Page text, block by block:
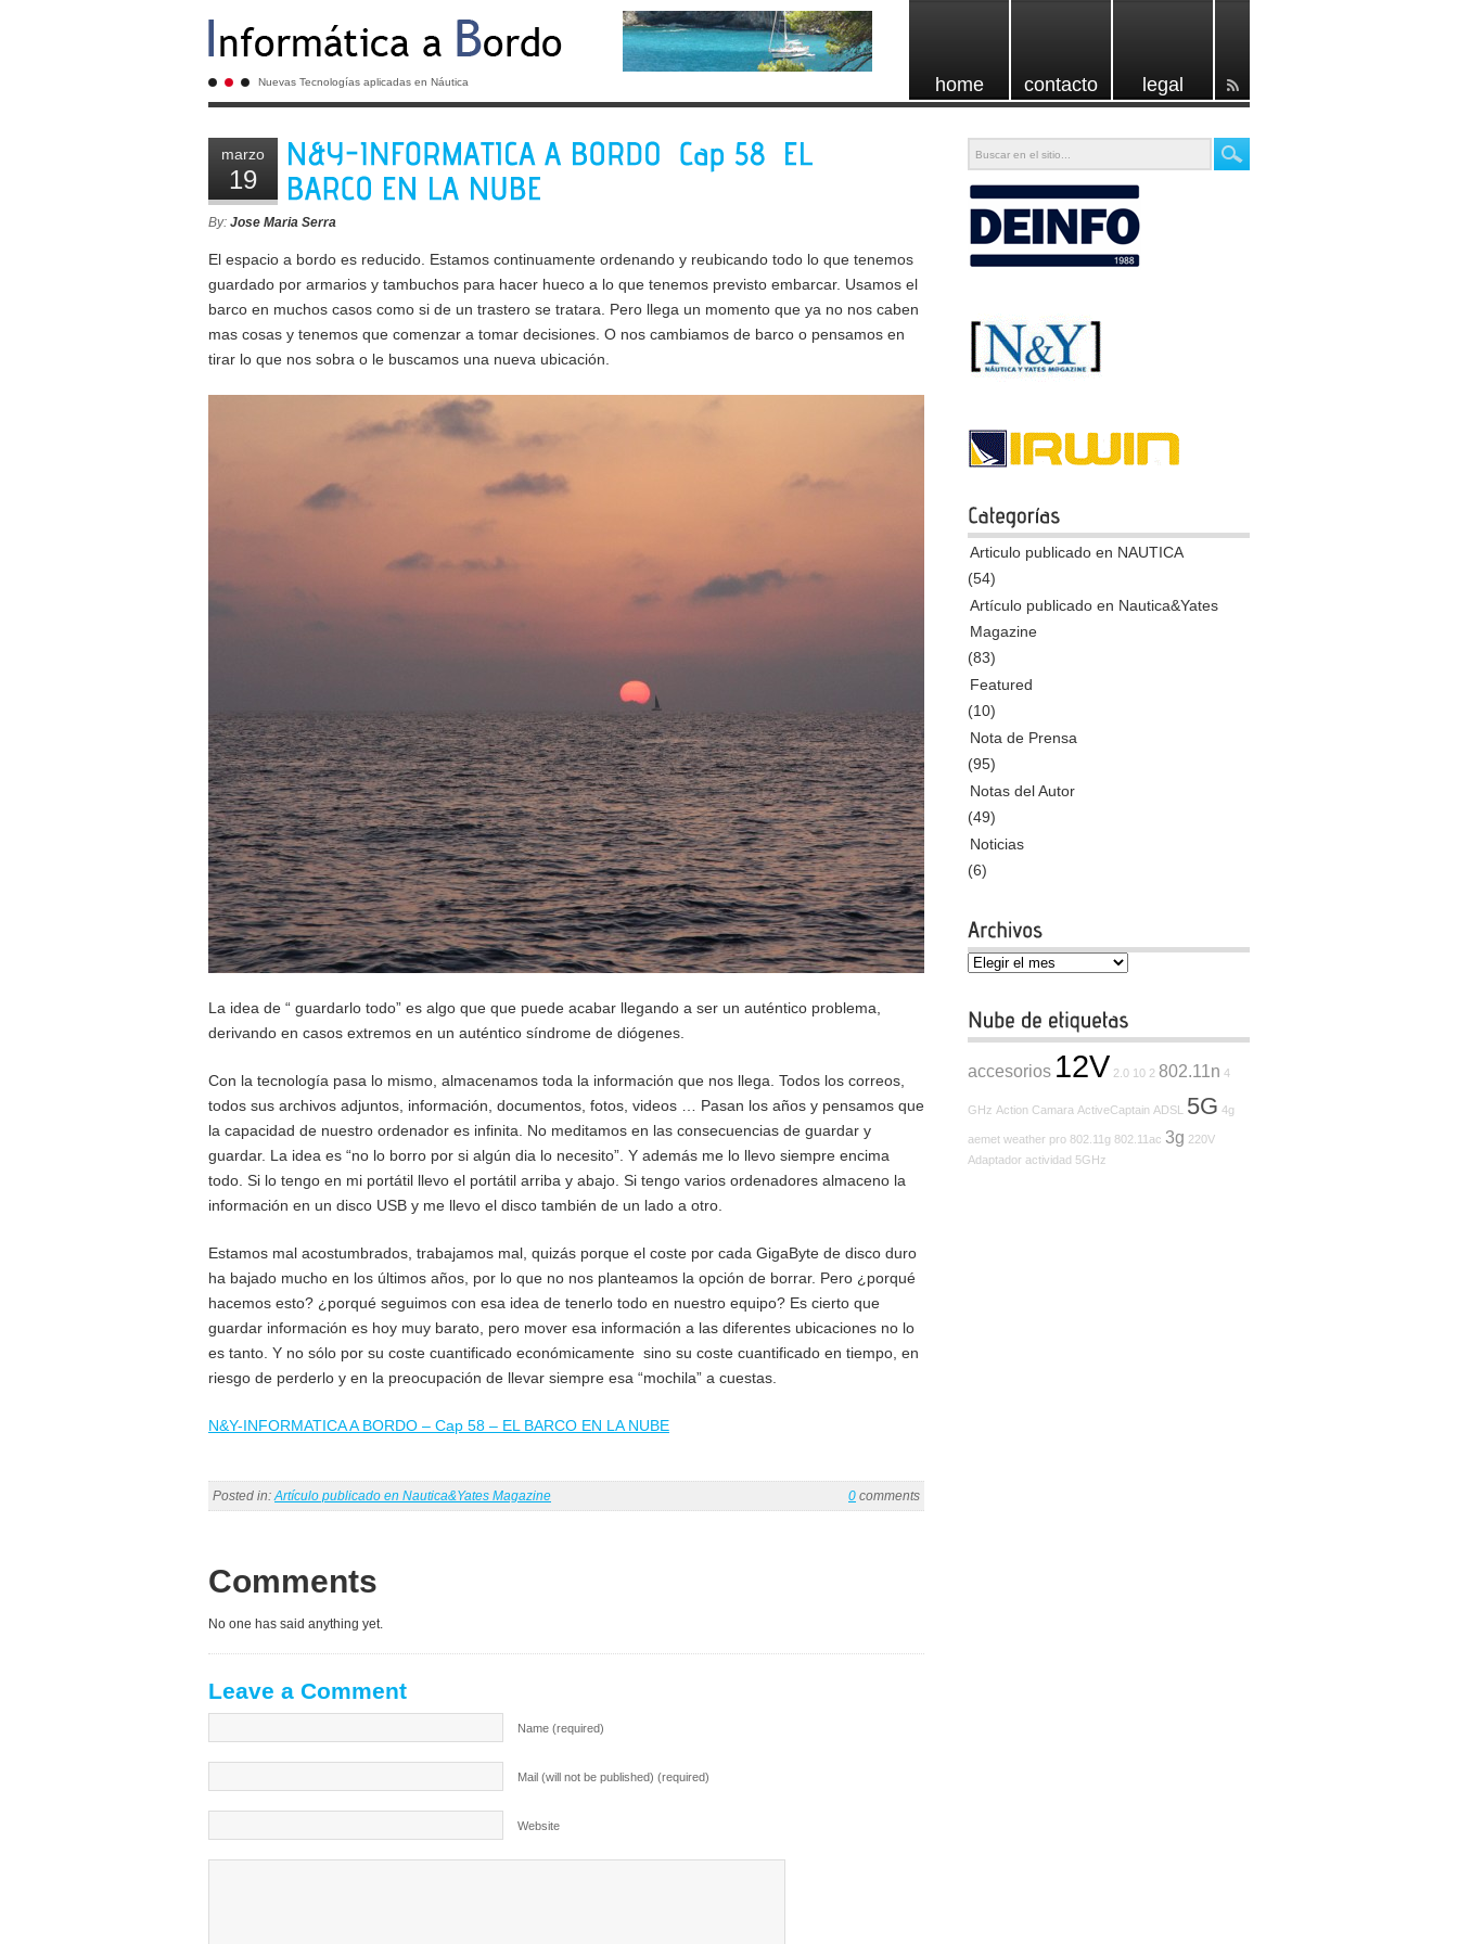
Nuevas Tecnologías aplicadas en Náutica home contacto legal
marzo
19
By: Jose Maria Serra
El espacio a bordo es reducido. Estamos continuamente ordenando y reubicando todo lo que tenemos
guardado por armarios y tambuchos para hacer hueco a lo que tenemos previsto embarcar. Usamos el
barco en muchos casos como si de un trastero se tratara. Pero llega un momento que ya no nos caben
mas cosas y tenemos que comenzar a tomar decisiones. O nos cambiamos de barco o pensamos en
tirar lo que nos sobra o le buscamos una nueva ubicación.
La idea de “ guardarlo todo” es algo que que puede acabar llegando a ser un auténtico problema,
derivando en casos extremos en un auténtico síndrome de diógenes.
Con la tecnología pasa lo mismo, almacenamos toda la información que nos llega. Todos los correos,
todos sus archivos adjuntos, información, documentos, fotos, videos … Pasan los años y pensamos que
la capacidad de nuestro ordenador es infinita. No meditamos en las consecuencias de guardar y
guardar. La idea es “no lo borro por si algún dia lo necesito”. Y además me lo llevo siempre encima
todo. Si lo tengo en mi portátil llevo el portátil arriba y abajo. Si tengo varios ordenadores almaceno la
información en un disco USB y me llevo el disco también de un lado a otro.
Estamos mal acostumbrados, trabajamos mal, quizás porque el coste por cada GigaByte de disco duro
ha bajado mucho en los últimos años, por lo que no nos planteamos la opción de borrar. Pero ¿porqué
hacemos esto? ¿porqué seguimos con esa idea de tenerlo todo en nuestro equipo? Es cierto que
guardar información es hoy muy barato, pero mover esa información a las diferentes ubicaciones no lo
es tanto. Y no sólo por su coste cuantificado económicamente sino su coste cuantificado en tiempo, en
riesgo de perderlo y en la preocupación de llevar siempre esa “mochila” a cuestas.
N&Y-INFORMATICA A BORDO – Cap 58 – EL BARCO EN LA NUBE
Posted in:Artículo publicado en Nautica&Yates Magazine 0 comments
Comments
No one has said anything yet.
Leave a Comment
Name (required)
Mail (will not be published) (required)
Website
Articulo publicado en NAUTICA
(54)
Artículo publicado en Nautica&Yates
Magazine
(83)
Featured
(10)
Nota de Prensa
(95)
Notas del Autor
(49)
Noticias
(6)
Archivos
accesorios 12V 2.0 10 2 802.11n 4
GHz Action Camara ActiveCaptain ADSL 5G 4g
aemet weather pro 802.11g 802.11ac 3g 220V
Adaptador actividad 5GHz